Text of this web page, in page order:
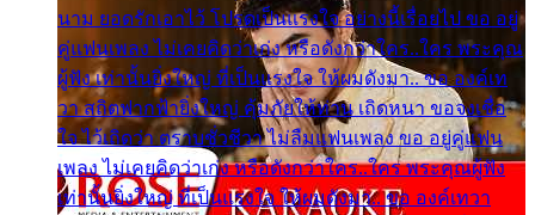
นาม ยอดรักเอาไว้ โปรดเป็นแรงใจ อย่างนี้เรื่อยไป ขอ อยู่
คู่แฟนเพลง ไม่เคยคิดว่าเก่ง หรือดังกว่าใคร..ใคร พระคุณ
ผู้ฟัง เท่านั้นยิ่งใหญ่ ที่เป็นแรงใจ ให้ผมดังมา.. ขอ องค์เท
วา สถิตฟากฟ้ายิ่งใหญ่ คุ้มภัยให้ท่าน เถิดหนา ขอจงเชื่อ
ใจ ไว้เถิดว่า ตราบชั่วชีวา ไม่ลืมแฟนเพลง ขอ อยู่คู่แฟน
เพลง ไม่เคยคิดว่าเก่ง หรือดังกว่าใคร..ใคร พระคุณผู้ฟัง
เท่านั้นยิ่งใหญ่ ที่เป็นแรงใจ ให้ผมดังมา.. ขอ องค์เทวา